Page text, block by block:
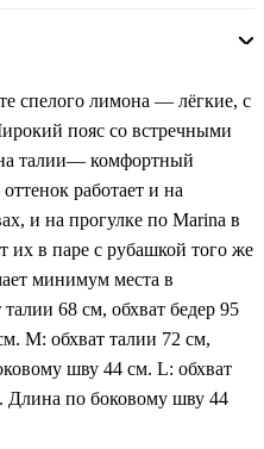
спелого лимона — лёгкие, с
пояс со встречными
талии— комфортный
работает и на
и на прогулке по Marina в
их в паре с рубашкой того же
минимум места в
68 см, обхват бедер 95
M: обхват талии 72 см,
шву 44 см. L: обхват
Длина по боковому шву 44